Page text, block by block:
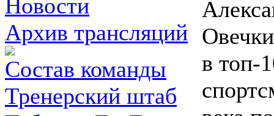
Новости
Архив трансляций
Состав команды
Тренерский штаб
в топ-